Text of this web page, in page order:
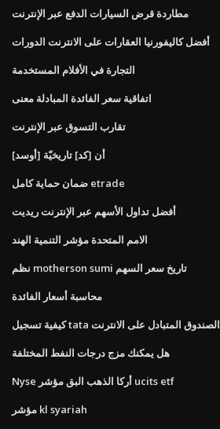
مطاردة قرض السيارات الدفع عبر الإنترنت
أفضل كاليفورنيا العقارات على الانترنت الدورات
التجارة في الأفلام المستخدمة
اتفاقية سعر الفائدة المبادلة معنى
تقارب التسوق عبر الإنترنت
[أوسد] أن [كد] تاريخيّة
ضمان حماية كامل etrade
أفضل تداول الأسهم عبر الإنترنت ريديت
الامم المتحدة مؤشر التنمية الهند
نظم motherson sumi تاريخ سعر السهم
محاسبة أسعار الفائدة
كيفية تسجيل tata الصندوق المتبادل على الانترنت
هل يمكنك مزج درجات النفط المختلفة
Nyse أركا الذهب البق مؤشر ucits etf
مؤشر kl syariah